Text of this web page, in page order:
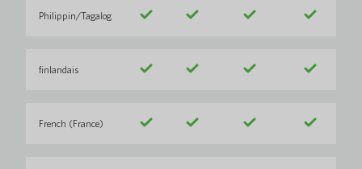
Philippin/Tagalog
finlandais
French (France)